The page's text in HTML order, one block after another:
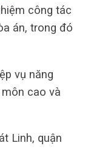
công tác
án, trong đó
vụ năng
cao và
Linh, quận